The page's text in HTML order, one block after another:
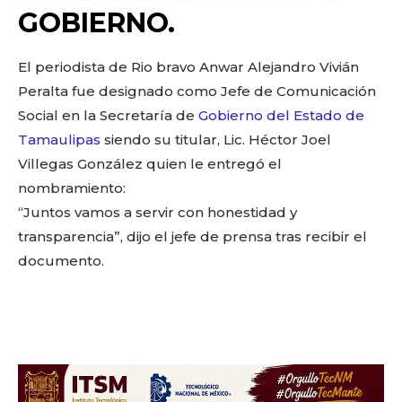
k
GOBIERNO.
El periodista de Rio bravo Anwar Alejandro Vivián
Peralta fue designado como Jefe de Comunicación
Social en la Secretaría de Gobierno del Estado de
Tamaulipas siendo su titular, Lic. Héctor Joel
Villegas González quien le entregó el
nombramiento:
“Juntos vamos a servir con honestidad y
transparencia”, dijo el jefe de prensa tras recibir el
documento.